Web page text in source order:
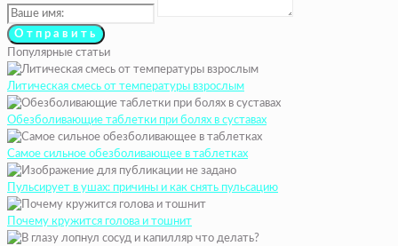
Популярные статьи
Литическая смесь от температуры взрослым
Обезболивающие таблетки при болях в суставах
Самое сильное обезболивающее в таблетках
Пульсирует в ушах: причины и как снять пульсацию
Почему кружится голова и тошнит